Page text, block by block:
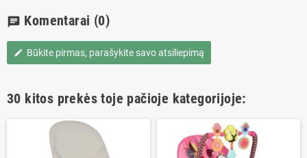
chat Komentarai (0)
edit Būkite pirmas, parašykite savo atsiliepimą
30 kitos prekės toje pačioje kategorijoje: